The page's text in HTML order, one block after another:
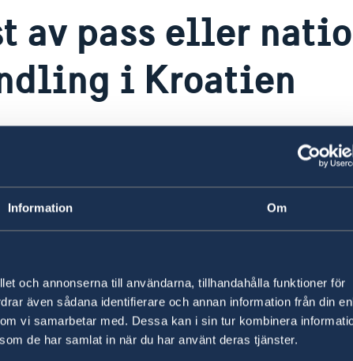
Information Om
och annonserna till användarna, tillhandahålla funktioner för
även sådana identifierare och annan information från din
vi samarbetar med. Dessa kan i sin tur kombinera
de har samlat in när du har använt deras tjänster.
av pass eller
i Kroatien
id-kort blir stulet eller borttappat ska du
på orten där du befinner dig i Kroatien. Om
möjlighet att ansöka om ett provisoriskt pass på